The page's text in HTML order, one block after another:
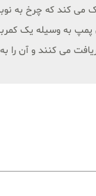
می کند که چرخ به
پمپ به وسیله یک
دریافت می کنند و